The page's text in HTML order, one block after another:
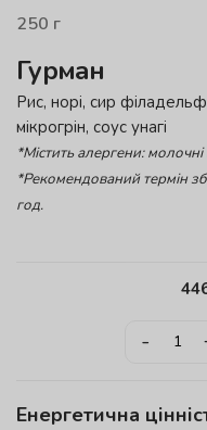
250 г
Гурман
Рис, норі, сир
мікрогрін, соус унагі
*Містить алергени:
*Рекомендований термін
год.
-
Енергетична